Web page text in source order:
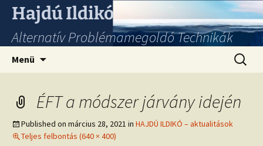
Hajdú Ildikó
Alternatív Problémamegoldó Technikák
Menü
ÉFT a módszer járvány idején
Published on március 28, 2021 in HAJDÚ ILDIKÓ – aktualitások
Teljes felbontás (640 × 400)